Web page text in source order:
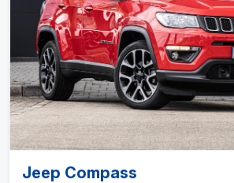
Jeep Compass